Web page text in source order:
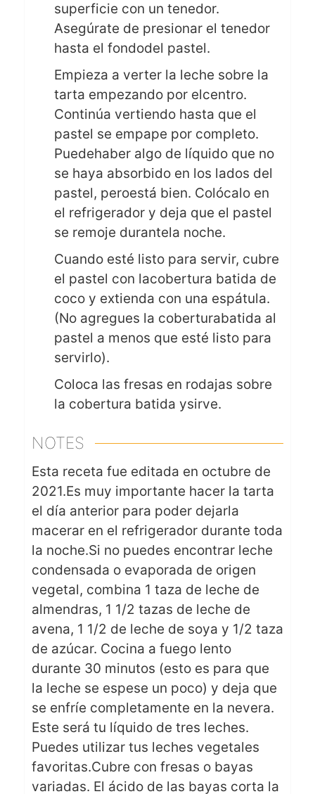
superficie con un tenedor.
Asegúrate de presionar el tenedor
hasta el fondodel pastel.
Empieza a verter la leche sobre la
tarta empezando por elcentro.
Continúa vertiendo hasta que el
pastel se empape por completo.
Puedehaber algo de líquido que no
se haya absorbido en los lados del
pastel, peroestá bien. Colócalo en
el refrigerador y deja que el pastel
se remoje durantela noche.
Cuando esté listo para servir, cubre
el pastel con lacobertura batida de
coco y extienda con una espátula.
(No agregues la coberturabatida al
pastel a menos que esté listo para
servirlo).
Coloca las fresas en rodajas sobre
la cobertura batida ysirve.
NOTES
Esta receta fue editada en octubre de
2021.Es muy importante hacer la tarta
el día anterior para poder dejarla
macerar en el refrigerador durante toda
la noche.Si no puedes encontrar leche
condensada o evaporada de origen
vegetal, combina 1 taza de leche de
almendras, 1 1/2 tazas de leche de
avena, 1 1/2 de leche de soya y 1/2 taza
de azúcar. Cocina a fuego lento
durante 30 minutos (esto es para que
la leche se espese un poco) y deja que
se enfríe completamente en la nevera.
Este será tu líquido de tres leches.
Puedes utilizar tus leches vegetales
favoritas.Cubre con fresas o bayas
variadas. El ácido de las bayas corta la